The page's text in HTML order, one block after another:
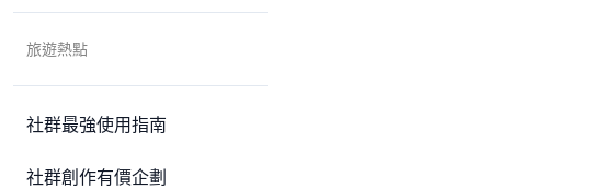
旅遊熱點
社群最強使用指南
社群創作有價企劃